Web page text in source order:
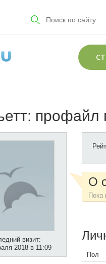
профайл
визит:
2018 в 11:09
О
Пока
Пол